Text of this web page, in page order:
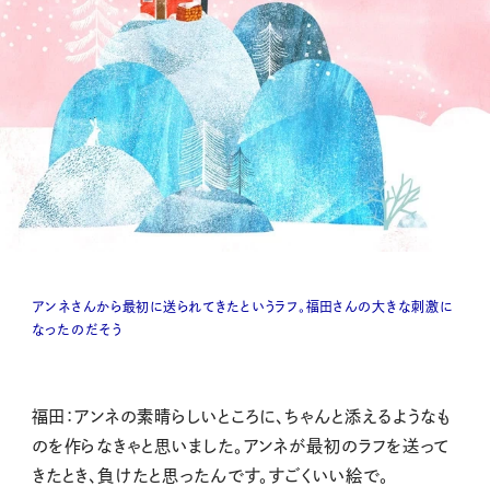
アンネさんから最初に送られてきたというラフ。福田さんの大きな刺激に
なったのだそう
福田：アンネの素晴らしいところに、ちゃんと添えるようなも
のを作らなきゃと思いました。アンネが最初のラフを送って
きたとき、負けたと思ったんです。すごくいい絵で。